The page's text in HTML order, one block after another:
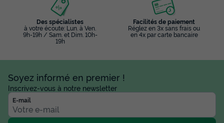
Des spécialistes
à votre écoute: Lun. à Ven.
9h-19h / Sam. et Dim. 10h-
19h
Facilités de paiement
Réglez en 3x sans frais ou
en 4x par carte bancaire
Soyez informé en premier !
Inscrivez-vous à notre newsletter
E-mail